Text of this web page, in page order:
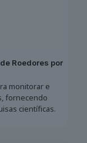
Roedores por
monitorar e
fornecendo
científicas.